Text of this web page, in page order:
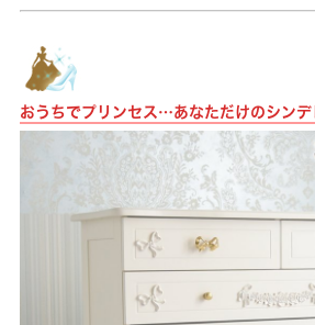
おうちでプリンセス…あなただけのシンデ